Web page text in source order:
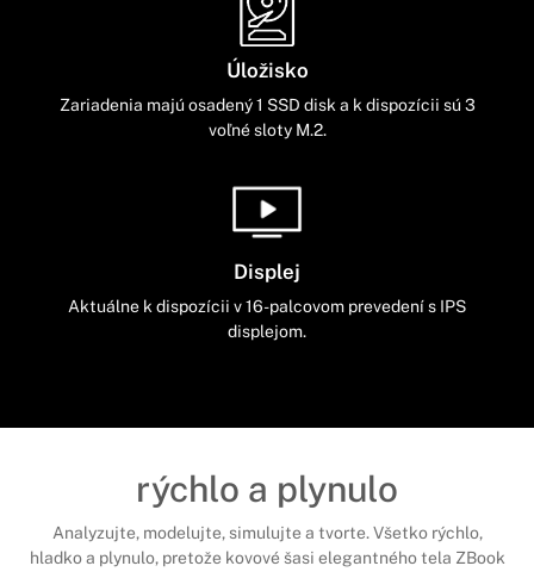
Úložisko
Zariadenia majú osadený 1 SSD disk a k dispozícii sú 3
voľné sloty M.2.
Displej
Aktuálne k dispozícii v 16-palcovom prevedení s IPS
displejom.
rýchlo a plynulo
Analyzujte, modelujte, simulujte a tvorte. Všetko rýchlo,
hladko a plynulo, pretože kovové šasi elegantného tela ZBook